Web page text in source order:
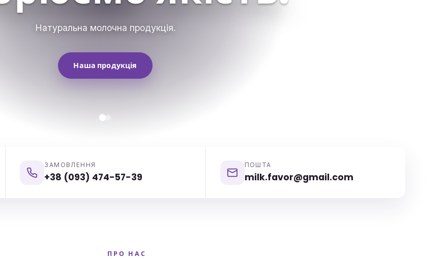
Натуральна молочна продукція.
Наша продукція
ЗАМОВЛЕННЯ
+38 (093) 474-57-39
ПОШТА
milk.favor@gmail.com
ПРО НАС